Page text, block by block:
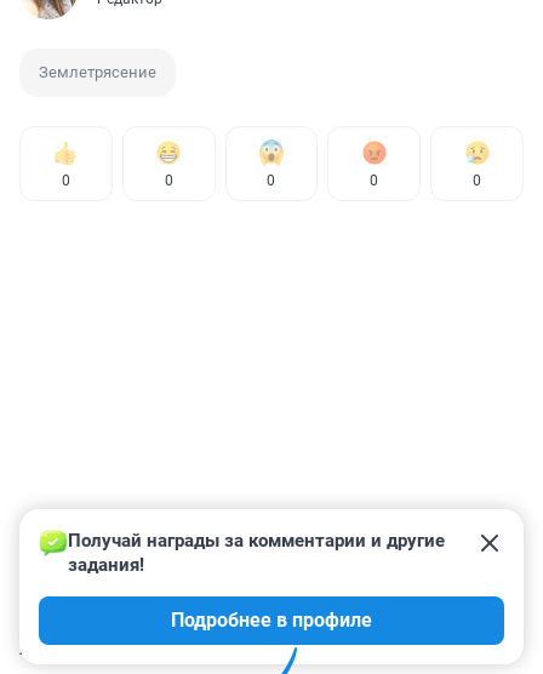
Землетрясение
0 0 0 0 0
КОММЕНТАРИИ 1
Получай награды за комментарии и другие
задания!
Подробнее в профиле